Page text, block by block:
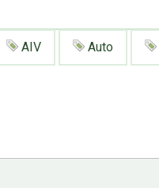
AIV Auto